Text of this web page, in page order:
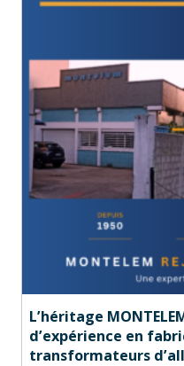
L’héritage
d’expérience en
transformateurs